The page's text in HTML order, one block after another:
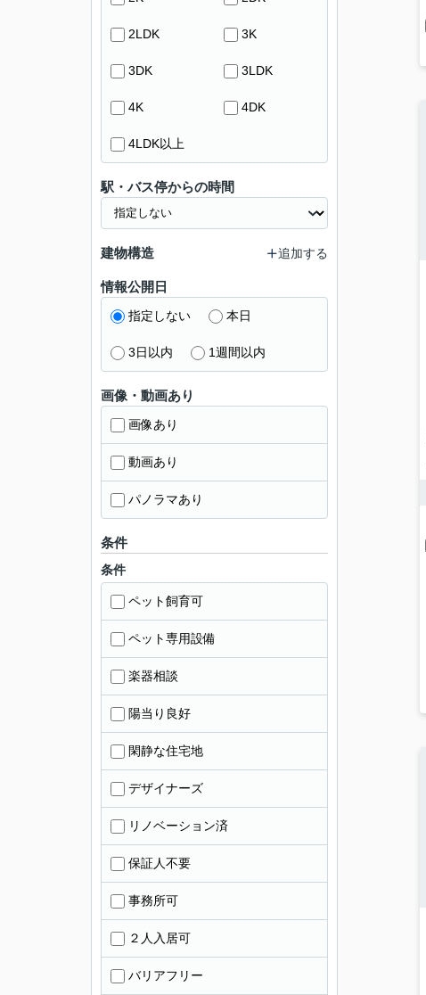
2LDK 3K
3DK 3LDK
4K 4DK
4LDK以上
駅・バス停からの時間
建物構造 追加する
情報公開日
指定しない 本日
3日以内 1週間以内
画像・動画あり
画像あり
動画あり
パノラマあり
条件
条件
ペット飼育可
ペット専用設備
楽器相談
陽当り良好
閑静な住宅地
デザイナーズ
リノベーション済
保証人不要
事務所可
２人入居可
バリアフリー